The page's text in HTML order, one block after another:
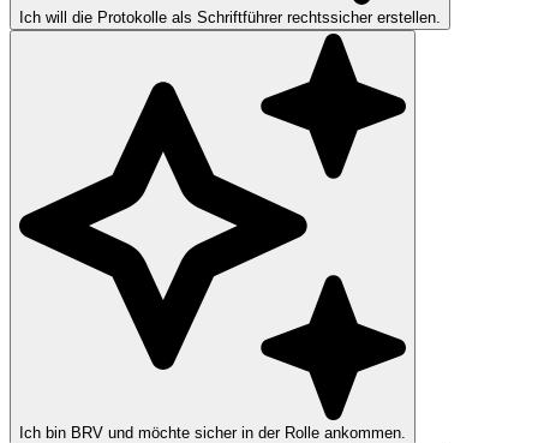
Ich will die Protokolle als Schriftführer rechtssicher erstellen.
Ich bin BRV und möchte sicher in der Rolle ankommen.